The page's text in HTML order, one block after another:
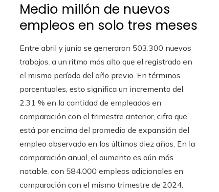
Medio millón de nuevos
empleos en solo tres meses
Entre abril y junio se generaron 503.300 nuevos
trabajos, a un ritmo más alto que el registrado en
el mismo período del año previo. En términos
porcentuales, esto significa un incremento del
2,31 % en la cantidad de empleados en
comparación con el trimestre anterior, cifra que
está por encima del promedio de expansión del
empleo observado en los últimos diez años. En la
comparación anual, el aumento es aún más
notable, con 584.000 empleos adicionales en
comparación con el mismo trimestre de 2024.